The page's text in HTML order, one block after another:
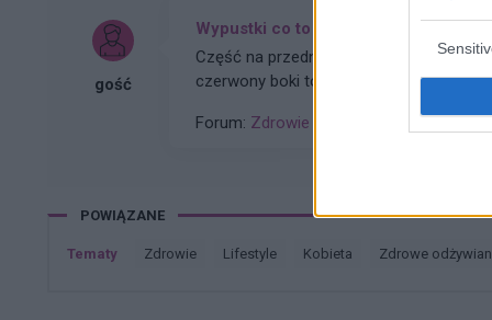
gość
Wypustki co to może być
Część na przedniej części pochwy mam
czerwony boki torche jak dotkne co to
Forum: Zdrowie kobiety
POWIĄZANE
Tematy zdrowie lifestyle kobieta zdrowe